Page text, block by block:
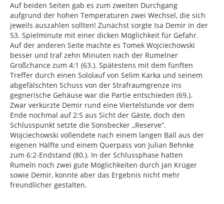
Auf beiden Seiten gab es zum zweiten Durchgang
aufgrund der hohen Temperaturen zwei Wechsel, die sich
jeweils auszahlen sollten! Zunächst sorgte Isa Demir in der
53. Spielminute mit einer dicken Möglichkeit für Gefahr.
Auf der anderen Seite machte es Tomek Wojciechowski
besser und traf zehn Minuten nach der Rumelner
Großchance zum 4:1 (63.). Spätestens mit dem fünften
Treffer durch einen Sololauf von Selim Karka und seinem
abgefälschten Schuss von der Strafraumgrenze ins
gegnerische Gehäuse war die Partie entschieden (69.).
Zwar verkürzte Demir rund eine Viertelstunde vor dem
Ende nochmal auf 2:5 aus Sicht der Gäste, doch den
Schlusspunkt setzte die Sonsbecker ,,Reserve“.
Wojciechowski vollendete nach einem langen Ball aus der
eigenen Hälfte und einem Querpass von Julian Behnke
zum 6:2-Endstand (80.). In der Schlussphase hatten
Rumeln noch zwei gute Möglichkeiten durch Jan Krüger
sowie Demir, konnte aber das Ergebnis nicht mehr
freundlicher gestalten.